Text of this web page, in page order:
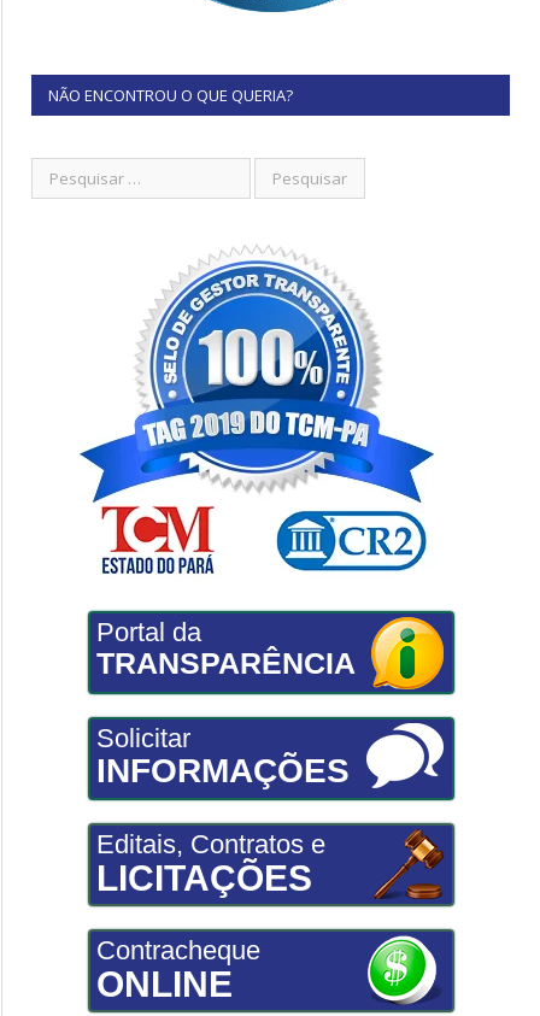
NÃO ENCONTROU O QUE QUERIA?
Portal da
TRANSPARÊNCIA
Solicitar
INFORMAÇÕES
Editais, Contratos e
LICITAÇÕES
Contracheque
ONLINE